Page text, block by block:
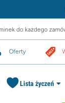
do każdego
Oferty
Lista życzeń